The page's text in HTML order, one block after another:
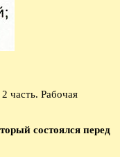
состоялся перед